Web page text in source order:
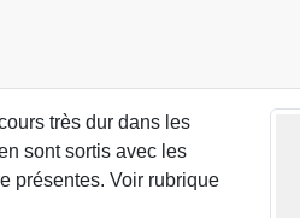
très dur dans les
sont sortis avec les
présentes. Voir rubrique